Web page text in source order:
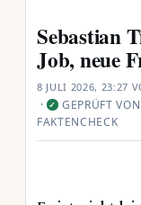
Sebastian
Job, neue
8 JULI 2026, 23:27
· ✓ GEPRÜFT VON
FAKTENCHECK